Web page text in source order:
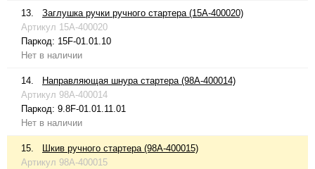
13.
Заглушка ручки ручного стартера (15A-400020)
Артикул 15A-400020
Паркод: 15F-01.01.10
Нет в наличии
14.
Направляющая шнура стартера (98A-400014)
Артикул 98A-400014
Паркод: 9.8F-01.01.11.01
Нет в наличии
15.
Шкив ручного стартера (98A-400015)
Артикул 98A-400015